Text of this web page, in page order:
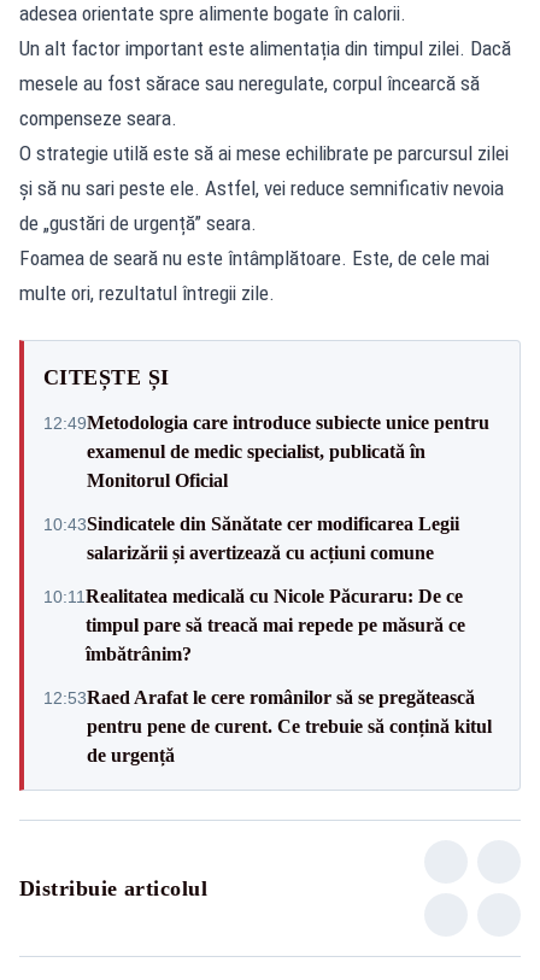
adesea orientate spre alimente bogate în calorii.
Un alt factor important este alimentația din timpul zilei. Dacă
mesele au fost sărace sau neregulate, corpul încearcă să
compenseze seara.
O strategie utilă este să ai mese echilibrate pe parcursul zilei
și să nu sari peste ele. Astfel, vei reduce semnificativ nevoia
de „gustări de urgență” seara.
Foamea de seară nu este întâmplătoare. Este, de cele mai
multe ori, rezultatul întregii zile.
CITEȘTE ȘI
12:49Metodologia care introduce subiecte unice pentru
examenul de medic specialist, publicată în
Monitorul Oficial
10:43Sindicatele din Sănătate cer modificarea Legii
salarizării și avertizează cu acțiuni comune
10:11Realitatea medicală cu Nicole Păcuraru: De ce
timpul pare să treacă mai repede pe măsură ce
îmbătrânim?
12:53Raed Arafat le cere românilor să se pregătească
pentru pene de curent. Ce trebuie să conțină kitul
de urgență
Distribuie articolul